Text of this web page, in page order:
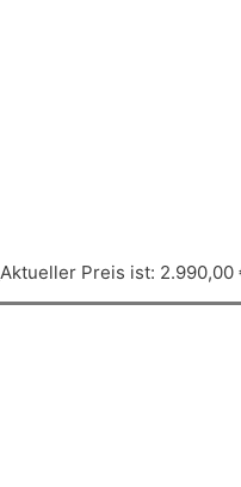
Aktueller Preis ist: 2.990,00